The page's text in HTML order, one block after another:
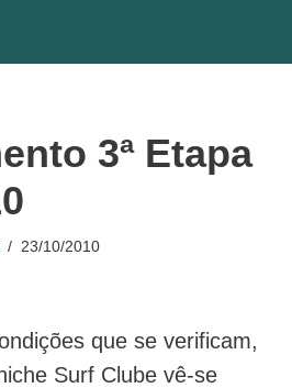
3ª Etapa
23/10/2010
que se verificam,
Surf Clube vê-se